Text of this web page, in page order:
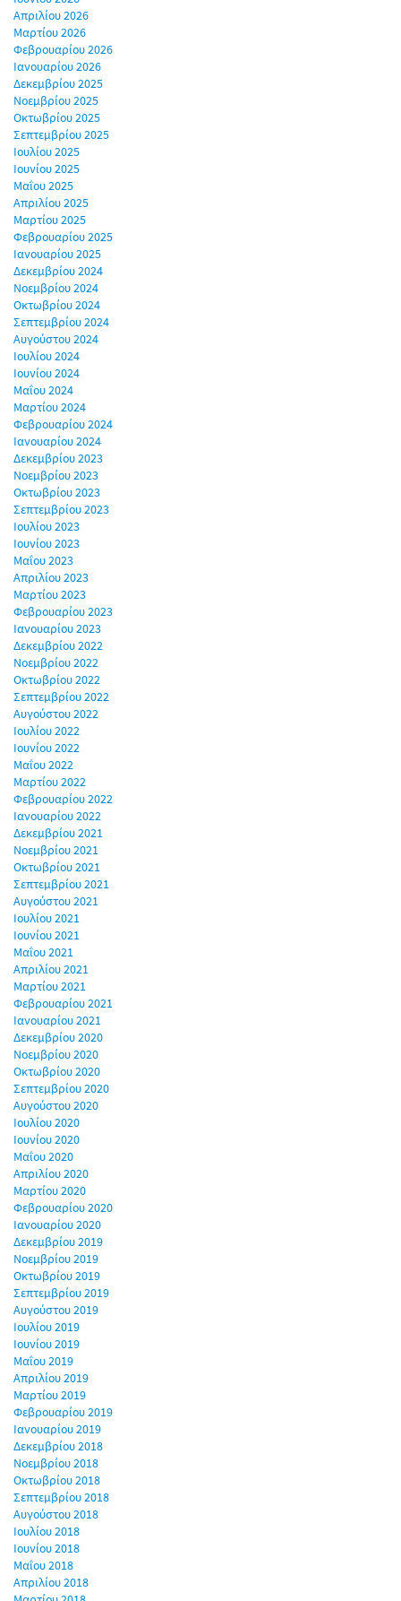
Απριλίου 2026
Μαρτίου 2026
Φεβρουαρίου 2026
Ιανουαρίου 2026
Δεκεμβρίου 2025
Νοεμβρίου 2025
Οκτωβρίου 2025
Σεπτεμβρίου 2025
Ιουλίου 2025
Ιουνίου 2025
Μαΐου 2025
Απριλίου 2025
Μαρτίου 2025
Φεβρουαρίου 2025
Ιανουαρίου 2025
Δεκεμβρίου 2024
Νοεμβρίου 2024
Οκτωβρίου 2024
Σεπτεμβρίου 2024
Αυγούστου 2024
Ιουλίου 2024
Ιουνίου 2024
Μαΐου 2024
Μαρτίου 2024
Φεβρουαρίου 2024
Ιανουαρίου 2024
Δεκεμβρίου 2023
Νοεμβρίου 2023
Οκτωβρίου 2023
Σεπτεμβρίου 2023
Ιουλίου 2023
Ιουνίου 2023
Μαΐου 2023
Απριλίου 2023
Μαρτίου 2023
Φεβρουαρίου 2023
Ιανουαρίου 2023
Δεκεμβρίου 2022
Νοεμβρίου 2022
Οκτωβρίου 2022
Σεπτεμβρίου 2022
Αυγούστου 2022
Ιουλίου 2022
Ιουνίου 2022
Μαΐου 2022
Μαρτίου 2022
Φεβρουαρίου 2022
Ιανουαρίου 2022
Δεκεμβρίου 2021
Νοεμβρίου 2021
Οκτωβρίου 2021
Σεπτεμβρίου 2021
Αυγούστου 2021
Ιουλίου 2021
Ιουνίου 2021
Μαΐου 2021
Απριλίου 2021
Μαρτίου 2021
Φεβρουαρίου 2021
Ιανουαρίου 2021
Δεκεμβρίου 2020
Νοεμβρίου 2020
Οκτωβρίου 2020
Σεπτεμβρίου 2020
Αυγούστου 2020
Ιουλίου 2020
Ιουνίου 2020
Μαΐου 2020
Απριλίου 2020
Μαρτίου 2020
Φεβρουαρίου 2020
Ιανουαρίου 2020
Δεκεμβρίου 2019
Νοεμβρίου 2019
Οκτωβρίου 2019
Σεπτεμβρίου 2019
Αυγούστου 2019
Ιουλίου 2019
Ιουνίου 2019
Μαΐου 2019
Απριλίου 2019
Μαρτίου 2019
Φεβρουαρίου 2019
Ιανουαρίου 2019
Δεκεμβρίου 2018
Νοεμβρίου 2018
Οκτωβρίου 2018
Σεπτεμβρίου 2018
Αυγούστου 2018
Ιουλίου 2018
Ιουνίου 2018
Μαΐου 2018
Απριλίου 2018